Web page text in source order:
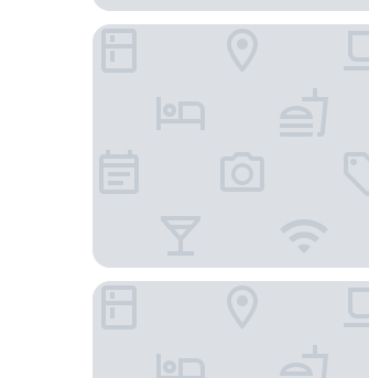
里昂 7 號 Q7 旅館
里昂中心 Berthelot 民宿